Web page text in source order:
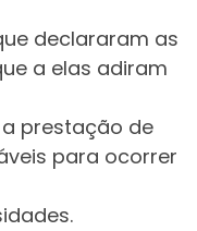
declararam as
a elas adiram
prestação de
para ocorrer